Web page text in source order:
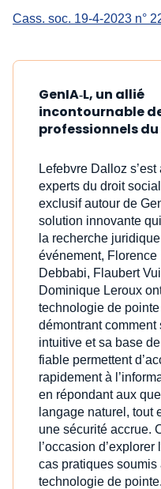
Cass. soc. 19-4-2023 n°
GenIA‑L, un allié
incontournable
professionnels
Lefebvre Dalloz
experts du droit
exclusif autour de
solution innovante
la recherche
événement, Florence
Debbabi, Flaubert
Dominique Leroux
technologie de pointe
démontrant comment
intuitive et sa base
fiable permettent
rapidement à
en répondant aux
langage naturel, tout
une sécurité accrue.
l’occasion
cas pratiques soumis
technologie de pointe.